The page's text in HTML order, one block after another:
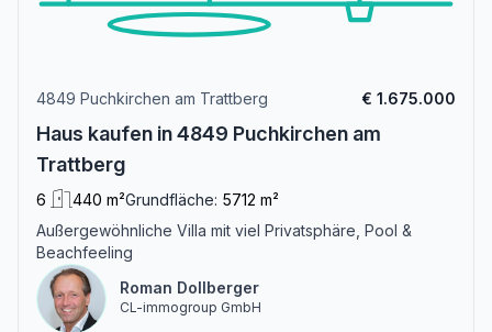
4849 Puchkirchen am Trattberg € 1.675.000
Haus kaufen in 4849 Puchkirchen am
Trattberg
6 440 m²Grundfläche: 5712 m²
Außergewöhnliche Villa mit viel Privatsphäre, Pool &
Beachfeeling
Roman Dollberger
CL-immogroup GmbH